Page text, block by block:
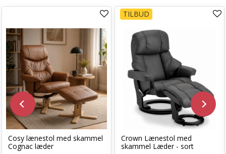
Cosy lænestol med skammel
Cognac læder
TILBUD
Crown Lænestol med
skammel Læder - sort